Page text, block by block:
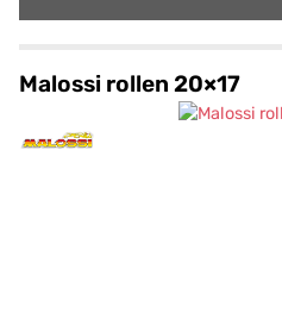
Malossi rollen 20×17